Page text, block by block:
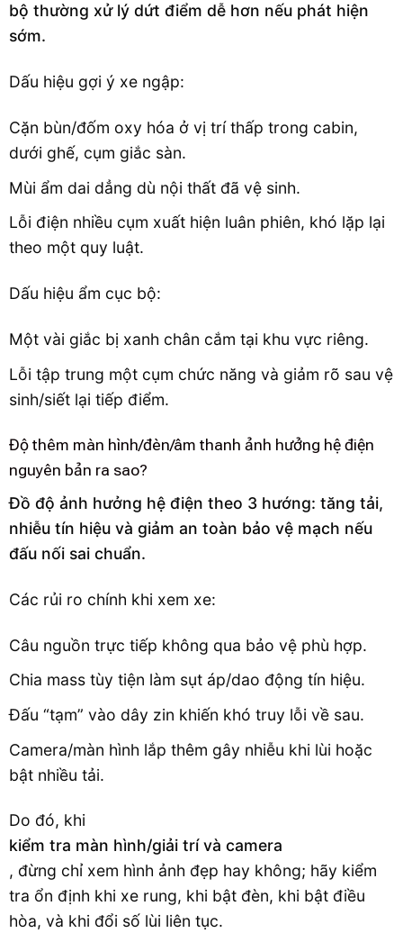
bộ thường xử lý dứt điểm dễ hơn nếu phát hiện
sớm.
Dấu hiệu gợi ý xe ngập:
Cặn bùn/đốm oxy hóa ở vị trí thấp trong cabin,
dưới ghế, cụm giắc sàn.
Mùi ẩm dai dẳng dù nội thất đã vệ sinh.
Lỗi điện nhiều cụm xuất hiện luân phiên, khó lặp lại
theo một quy luật.
Dấu hiệu ẩm cục bộ:
Một vài giắc bị xanh chân cắm tại khu vực riêng.
Lỗi tập trung một cụm chức năng và giảm rõ sau vệ
sinh/siết lại tiếp điểm.
Độ thêm màn hình/đèn/âm thanh ảnh hưởng hệ điện
nguyên bản ra sao?
Đồ độ ảnh hưởng hệ điện theo 3 hướng: tăng tải,
nhiễu tín hiệu và giảm an toàn bảo vệ mạch nếu
đấu nối sai chuẩn.
Các rủi ro chính khi xem xe:
Câu nguồn trực tiếp không qua bảo vệ phù hợp.
Chia mass tùy tiện làm sụt áp/dao động tín hiệu.
Đấu “tạm” vào dây zin khiến khó truy lỗi về sau.
Camera/màn hình lắp thêm gây nhiễu khi lùi hoặc
bật nhiều tải.
Do đó, khi
kiểm tra màn hình/giải trí và camera
, đừng chỉ xem hình ảnh đẹp hay không; hãy kiểm
tra ổn định khi xe rung, khi bật đèn, khi bật điều
hòa, và khi đổi số lùi liên tục.